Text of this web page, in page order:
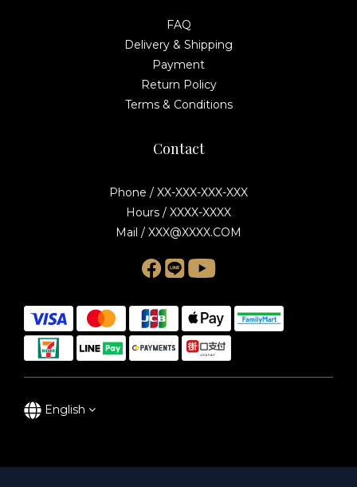
FAQ
Delivery & Shipping
Payment
Return Policy
Terms & Conditions
Contact
Phone / XX-XXX-XXX-XXX
Hours / XXXX-XXXX
Mail / XXX@XXXX.COM
English